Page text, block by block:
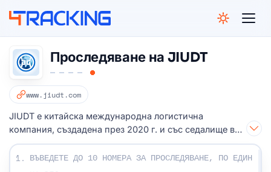
Проследяване на JIUDT
www.jiudt.com
JIUDT е китайска международна логистична
компания, създадена през 2020 г. и със седалище в
Шенжен, Китай.
Въведете своите проследяващи номера:
1.